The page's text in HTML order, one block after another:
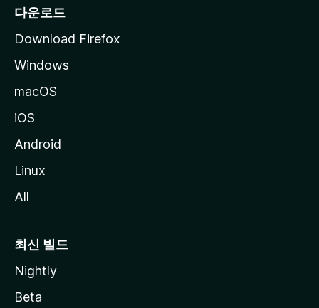
다운로드
Download Firefox
Windows
macOS
iOS
Android
Linux
All
최신 빌드
Nightly
Beta